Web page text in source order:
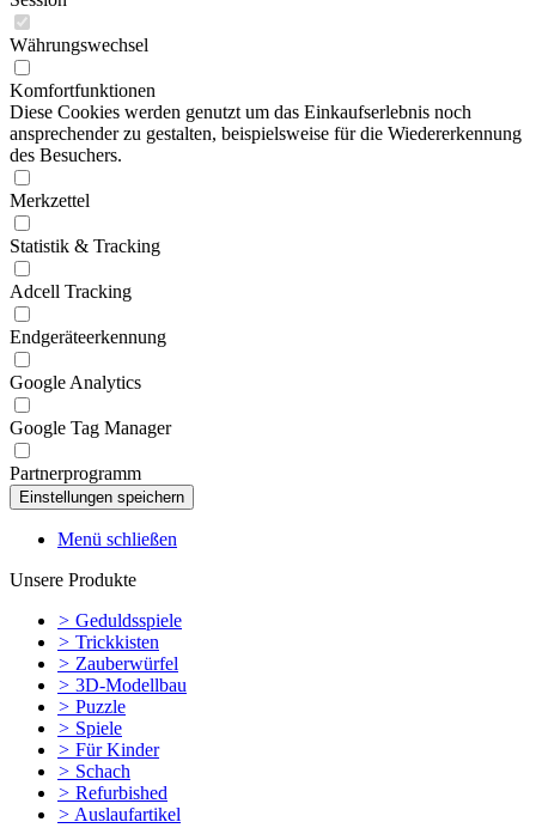
Währungswechsel
Komfortfunktionen
Diese Cookies werden genutzt um das Einkaufserlebnis noch
ansprechender zu gestalten, beispielsweise für die Wiedererkennung
des Besuchers.
Merkzettel
Statistik & Tracking
Adcell Tracking
Endgeräteerkennung
Google Analytics
Google Tag Manager
Partnerprogramm
Menü schließen
Unsere Produkte
> Geduldsspiele
> Trickkisten
> Zauberwürfel
> 3D-Modellbau
> Puzzle
> Spiele
> Für Kinder
> Schach
> Refurbished
> Auslaufartikel